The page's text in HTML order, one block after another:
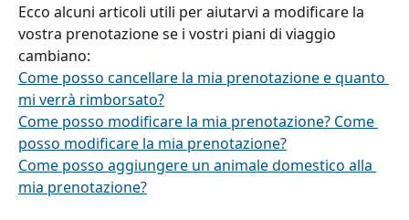
Ecco alcuni articoli utili per aiutarvi a modificare la
vostra prenotazione se i vostri piani di viaggio
cambiano:
Come posso cancellare la mia prenotazione e quanto
mi verrà rimborsato?
Come posso modificare la mia prenotazione? Come
posso modificare la mia prenotazione?
Come posso aggiungere un animale domestico alla
mia prenotazione?